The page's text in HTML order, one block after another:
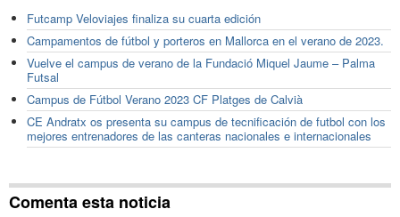
Futcamp Veloviajes finaliza su cuarta edición
Campamentos de fútbol y porteros en Mallorca en el verano de 2023.
Vuelve el campus de verano de la Fundació Miquel Jaume – Palma
Futsal
Campus de Fútbol Verano 2023 CF Platges de Calvià
CE Andratx os presenta su campus de tecnificación de futbol con los
mejores entrenadores de las canteras nacionales e internacionales
Comenta esta noticia